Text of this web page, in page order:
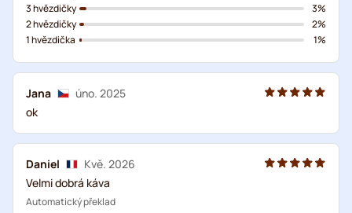
3 hvězdičky
2 hvězdičky
1 hvězdička
3%
2%
1%
Jana
úno. 2025
ok
Daniel
Kvě. 2026
Velmi dobrá káva
Automatický překlad